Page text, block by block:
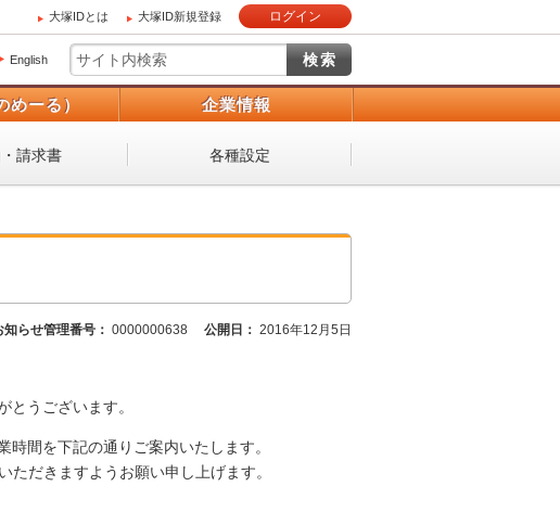
大塚IDとは 大塚ID新規登録 ログイン
English
めーる） 企業情報
請求書 各種設定
知らせ管理番号： 0000000638 公開日： 2016年12月5日
うございます。
間を下記の通りご案内いたします。
だきますようお願い申し上げます。